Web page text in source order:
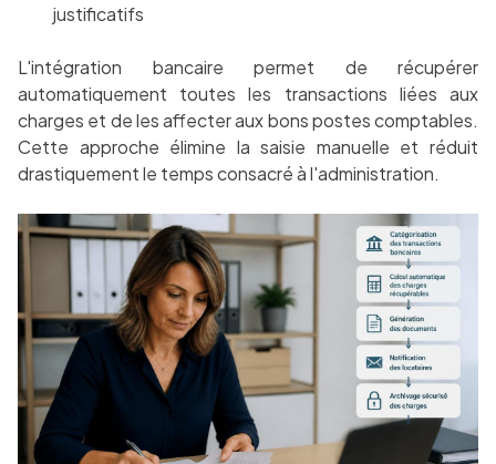
justificatifs
L'intégration bancaire permet de récupérer
automatiquement toutes les transactions liées aux
charges et de les affecter aux bons postes comptables.
Cette approche élimine la saisie manuelle et réduit
drastiquement le temps consacré à l'administration.